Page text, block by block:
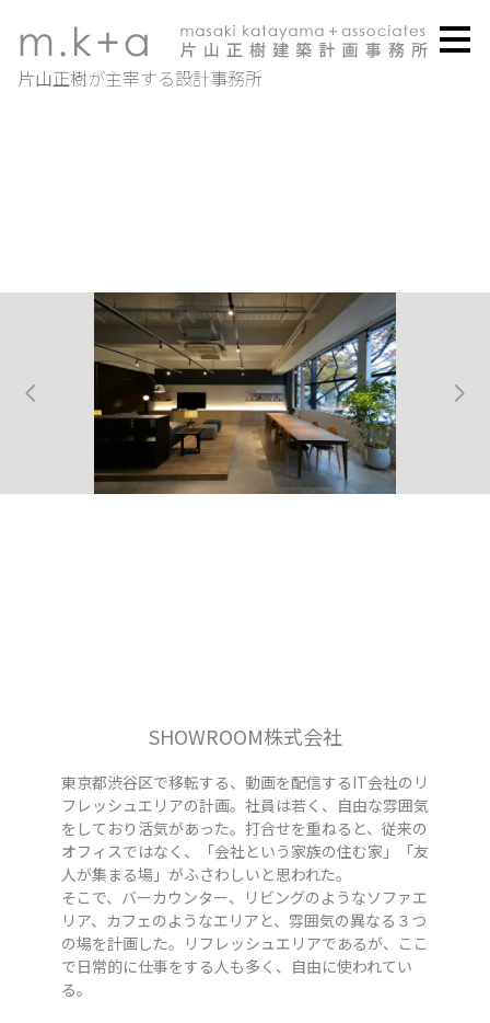
イ
ン
の
片山正樹が主宰する設計事務所
SHOWROOM株式会社
東京都渋谷区で移転する、動画を配信するIT会社のリ
フレッシュエリアの計画。社員は若く、自由な雰囲気
をしており活気があった。打合せを重ねると、従来の
オフィスではなく、「会社という家族の住む家」「友
人が集まる場」がふさわしいと思われた。
そこで、バーカウンター、リビングのようなソファエ
リア、カフェのようなエリアと、雰囲気の異なる３つ
の場を計画した。リフレッシュエリアであるが、ここ
で日常的に仕事をする人も多く、自由に使われてい
る。